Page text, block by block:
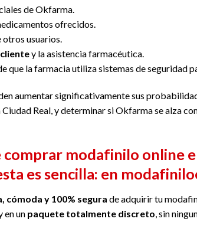
de Okfarma.
ofrecidos.
usuarios.
y la asistencia farmacéutica.
que la farmacia utiliza sistemas de seguridad
aumentar significativamente sus
Real, y determinar si Okfarma se alza
comprar modafinilo online
es sencilla: en
cómoda y 100% segura de adquirir tu
en un paquete totalmente discreto , sin